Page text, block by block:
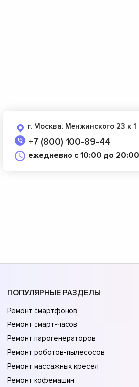
г. Москва, Менжинского 23 к 1
+7 (800) 100-89-44
ежедневно с 10:00 до 20:00
ПОПУЛЯРНЫЕ РАЗДЕЛЫ
Ремонт смартфонов
Ремонт смарт-часов
Ремонт парогенераторов
Ремонт роботов-пылесосов
Ремонт массажных кресел
Ремонт кофемашин